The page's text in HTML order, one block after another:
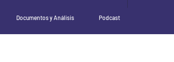
Documentos y Análisis Podcast